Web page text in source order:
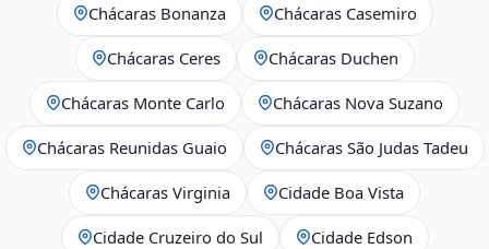
Chácaras Bonanza Chácaras Casemiro
Chácaras Ceres Chácaras Duchen
Chácaras Monte Carlo Chácaras Nova Suzano
Chácaras Reunidas Guaio Chácaras São Judas Tadeu
Chácaras Virginia Cidade Boa Vista
Cidade Cruzeiro do Sul Cidade Edson